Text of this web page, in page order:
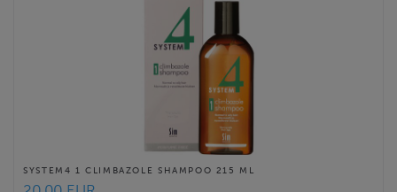
SYSTEM4 1 CLIMBAZOLE SHAMPOO 215 ML